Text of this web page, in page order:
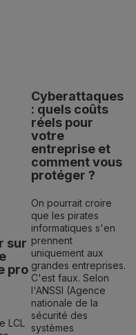
sur
pro
LCL
Cyberattaques
: quels coûts
réels pour
votre
entreprise et
comment vous
protéger ?
On pourrait croire
que les pirates
informatiques s'en
prennent
uniquement aux
grandes entreprises.
C'est faux. Selon
l'ANSSI (Agence
nationale de la
sécurité des
systèmes